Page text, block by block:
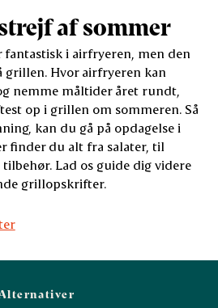
af sommer
fantastisk i airfryeren, men den
grillen. Hvor airfryeren kan
nemme måltider året rundt,
op i grillen om sommeren. Så
kan du gå på opdagelse i
finder du alt fra salater, til
Lad os guide dig videre
grillopskrifter.
Alternativer